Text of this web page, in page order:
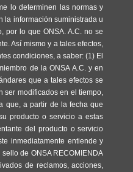
lo determinen las normas y
la información suministrada u
por lo que ONSA. A.C. no se
Así mismo y a tales efectos,
condiciones, a saber: (1) El
de la ONSA A.C. y en
que a tales efectos se
modificados en el tiempo,
que, a partir de la fecha que
producto o servicio a estas
del producto o servicio
inmediatamente entiende y
de ONSA RECOMIENDA
de reclamos, acciones,